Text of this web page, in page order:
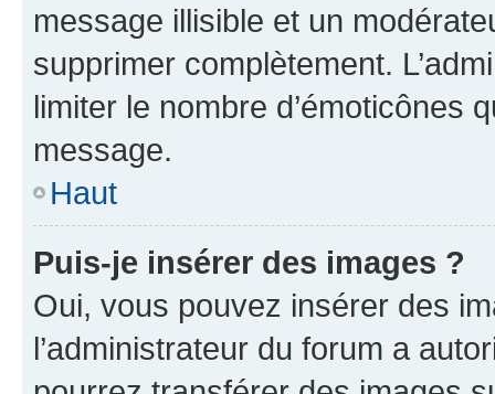
message illisible et un
supprimer complètement.
limiter le nombre d’émoticônes
message.
Haut
Puis-je insérer des images ?
Oui, vous pouvez insérer des
l’administrateur du forum a